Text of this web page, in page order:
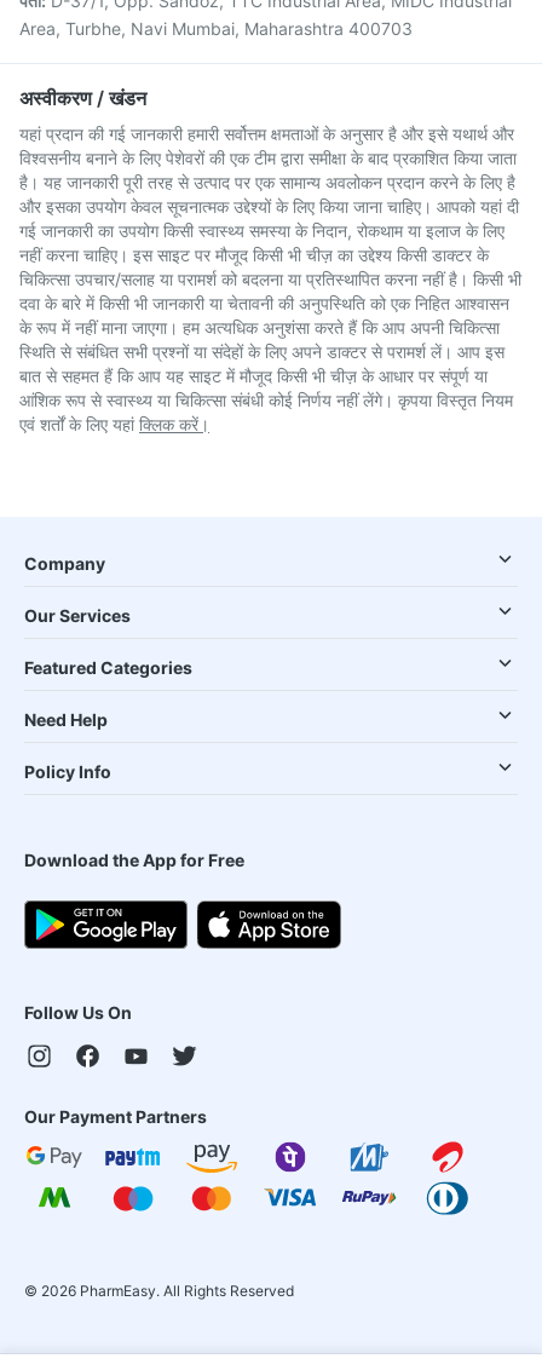
Area, Turbhe, Navi Mumbai, Maharashtra 400703
अस्वीकरण / खंडन
यहां प्रदान की गई जानकारी हमारी सर्वोत्तम क्षमताओं के अनुसार है और इसे यथार्थ और
विश्वसनीय बनाने के लिए पेशेवरों की एक टीम द्वारा समीक्षा के बाद प्रकाशित किया जाता
है। यह जानकारी पूरी तरह से उत्पाद पर एक सामान्य अवलोकन प्रदान करने के लिए है
और इसका उपयोग केवल सूचनात्मक उद्देश्यों के लिए किया जाना चाहिए। आपको यहां दी
गई जानकारी का उपयोग किसी स्वास्थ्य समस्या के निदान, रोकथाम या इलाज के लिए
नहीं करना चाहिए। इस साइट पर मौजूद किसी भी चीज़ का उद्देश्य किसी डाक्टर के
चिकित्सा उपचार/सलाह या परामर्श को बदलना या प्रतिस्थापित करना नहीं है। किसी भी
दवा के बारे में किसी भी जानकारी या चेतावनी की अनुपस्थिति को एक निहित आश्वासन
के रूप में नहीं माना जाएगा। हम अत्यधिक अनुशंसा करते हैं कि आप अपनी चिकित्सा
स्थिति से संबंधित सभी प्रश्नों या संदेहों के लिए अपने डाक्टर से परामर्श लें। आप इस
बात से सहमत हैं कि आप यह साइट में मौजूद किसी भी चीज़ के आधार पर संपूर्ण या
आंशिक रूप से स्वास्थ्य या चिकित्सा संबंधी कोई निर्णय नहीं लेंगे। कृपया विस्तृत नियम
एवं शर्तों के लिए यहांक्लिक करें।
Company
Our Services
Featured Categories
Need Help
Policy Info
Download the App for Free
Follow Us On
Our Payment Partners
© 2026 PharmEasy. All Rights Reserved